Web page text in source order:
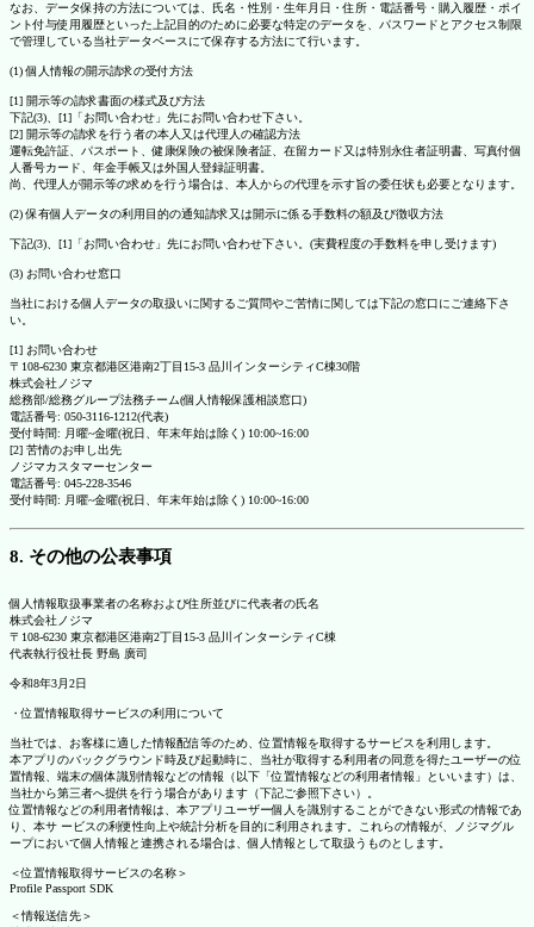
なお、データ保持の方法については、氏名・性別・生年月日・住所・電話番号・購入履歴・ポイ
ント付与使用履歴といった上記目的のために必要な特定のデータを、パスワードとアクセス制限
で管理している当社データベースにて保存する方法にて行います。
(1) 個人情報の開示請求の受付方法
[1] 開示等の請求書面の様式及び方法
下記(3)、[1]「お問い合わせ」先にお問い合わせ下さい。
[2] 開示等の請求を行う者の本人又は代理人の確認方法
運転免許証、パスポート、健康保険の被保険者証、在留カード又は特別永住者証明書、写真付個
人番号カード、年金手帳又は外国人登録証明書。
尚、代理人が開示等の求めを行う場合は、本人からの代理を示す旨の委任状も必要となります。
(2) 保有個人データの利用目的の通知請求又は開示に係る手数料の額及び徴収方法
下記(3)、[1]「お問い合わせ」先にお問い合わせ下さい。(実費程度の手数料を申し受けます)
(3) お問い合わせ窓口
当社における個人データの取扱いに関するご質問やご苦情に関しては下記の窓口にご連絡下さ
い。
[1] お問い合わせ
〒108-6230 東京都港区港南2丁目15-3 品川インターシティC棟30階
株式会社ノジマ
総務部/総務グループ法務チーム(個人情報保護相談窓口)
電話番号: 050-3116-1212(代表)
受付時間: 月曜~金曜(祝日、年末年始は除く) 10:00~16:00
[2] 苦情のお申し出先
ノジマカスタマーセンター
電話番号: 045-228-3546
受付時間: 月曜~金曜(祝日、年末年始は除く) 10:00~16:00
8. その他の公表事項
個人情報取扱事業者の名称および住所並びに代表者の氏名
株式会社ノジマ
〒108-6230 東京都港区港南2丁目15-3 品川インターシティC棟
代表執行役社長 野島 廣司
令和8年3月2日
・位置情報取得サービスの利用について
当社では、お客様に適した情報配信等のため、位置情報を取得するサービスを利用します。
本アプリのバックグラウンド時及び起動時に、当社が取得する利用者の同意を得たユーザーの位
置情報、端末の個体識別情報などの情報（以下「位置情報などの利用者情報」といいます）は、
当社から第三者へ提供を行う場合があります（下記ご参照下さい）。
位置情報などの利用者情報は、本アプリユーザー個人を識別することができない形式の情報であ
り、本サ ービスの利便性向上や統計分析を目的に利用されます。これらの情報が、ノジマグル
ープにおいて個人情報と連携される場合は、個人情報として取扱うものとします。
＜位置情報取得サービスの名称＞
Profile Passport SDK
＜情報送信先＞